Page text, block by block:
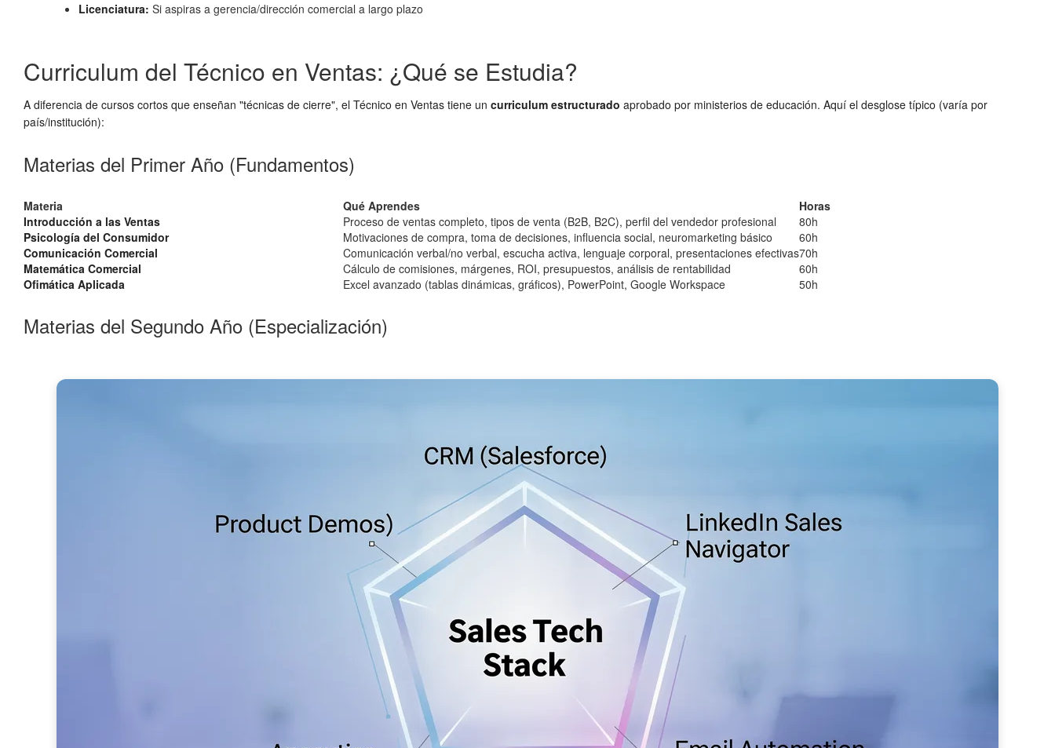
Licenciatura: Si aspiras a gerencia/dirección comercial a largo plazo
Curriculum del Técnico en Ventas: ¿Qué se Estudia?
A diferencia de cursos cortos que enseñan "técnicas de cierre", el Técnico en Ventas tiene un curriculum estructurado aprobado por ministerios de educación. Aquí el desglose típico (varía por
país/institución):
Materias del Primer Año (Fundamentos)
Materia Qué Aprendes
Horas
Introducción a las Ventas
Proceso de ventas completo, tipos de venta (B2B, B2C), perfil del vendedor profesional
80h
Psicología del Consumidor
Motivaciones de compra, toma de decisiones, influencia social, neuromarketing básico
60h
Comunicación Comercial
Comunicación verbal/no verbal, escucha activa, lenguaje corporal, presentaciones efectivas70h
Matemática Comercial
Cálculo de comisiones, márgenes, ROI, presupuestos, análisis de rentabilidad
60h
Ofimática Aplicada
Excel avanzado (tablas dinámicas, gráficos), PowerPoint, Google Workspace 50h
Materias del Segundo Año (Especialización)